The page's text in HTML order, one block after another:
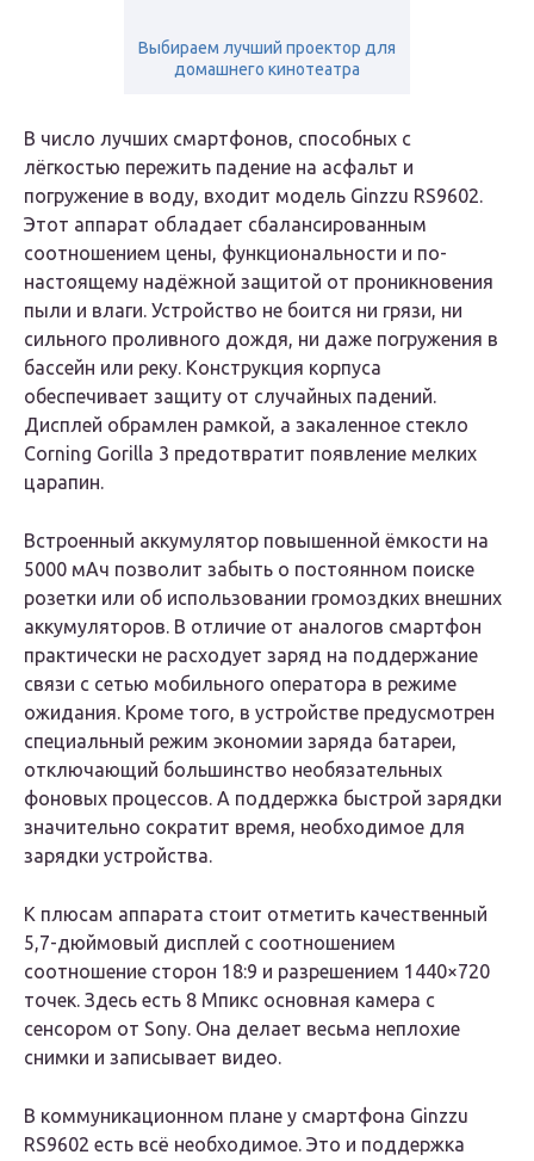
Выбираем лучший проектор для
домашнего кинотеатра
В число лучших смартфонов, способных с
лёгкостью пережить падение на асфальт и
погружение в воду, входит модель Ginzzu RS9602.
Этот аппарат обладает сбалансированным
соотношением цены, функциональности и по-
настоящему надёжной защитой от проникновения
пыли и влаги. Устройство не боится ни грязи, ни
сильного проливного дождя, ни даже погружения в
бассейн или реку. Конструкция корпуса
обеспечивает защиту от случайных падений.
Дисплей обрамлен рамкой, а закаленное стекло
Corning Gorilla 3 предотвратит появление мелких
царапин.
Встроенный аккумулятор повышенной ёмкости на
5000 мАч позволит забыть о постоянном поиске
розетки или об использовании громоздких внешних
аккумуляторов. В отличие от аналогов смартфон
практически не расходует заряд на поддержание
связи с сетью мобильного оператора в режиме
ожидания. Кроме того, в устройстве предусмотрен
специальный режим экономии заряда батареи,
отключающий большинство необязательных
фоновых процессов. А поддержка быстрой зарядки
значительно сократит время, необходимое для
зарядки устройства.
К плюсам аппарата стоит отметить качественный
5,7-дюймовый дисплей с соотношением
соотношение сторон 18:9 и разрешением 1440×720
точек. Здесь есть 8 Мпикс основная камера с
сенсором от Sony. Она делает весьма неплохие
снимки и записывает видео.
В коммуникационном плане у смартфона Ginzzu
RS9602 есть всё необходимое. Это и поддержка